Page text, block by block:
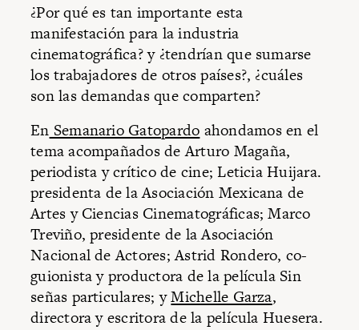
¿Por qué es tan importante esta
manifestación para la industria
cinematográfica? y ¿tendrían que sumarse
los trabajadores de otros países?, ¿cuáles
son las demandas que comparten?
En Semanario Gatopardo ahondamos en el
tema acompañados de Arturo Magaña,
periodista y crítico de cine; Leticia Huijara.
presidenta de la Asociación Mexicana de
Artes y Ciencias Cinematográficas; Marco
Treviño, presidente de la Asociación
Nacional de Actores; Astrid Rondero, co-
guionista y productora de la película Sin
señas particulares; yMichelle Garza,
directora y escritora de la película Huesera.